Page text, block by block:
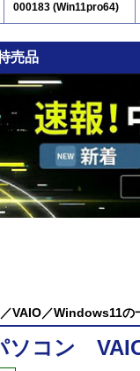
000183 (Win11pro64)
5N12
売品
VAIO／Windows11の
ソコン